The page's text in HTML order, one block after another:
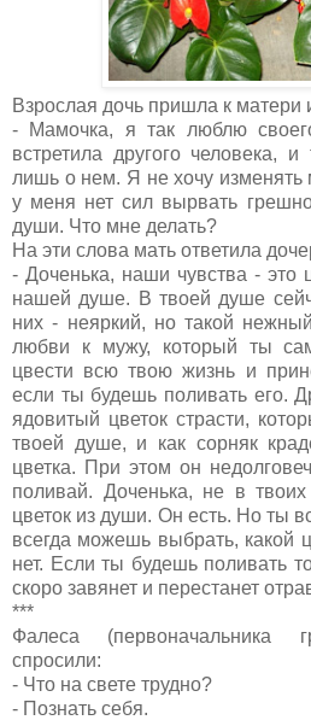
Взрослая дочь пришла к матери
- Мамочка, я так люблю
встретила другого человека,
лишь о нем. Я не хочу
у меня нет сил вырвать
души. Что мне делать?
На эти слова мать ответила
- Доченька, наши чувства - это
нашей душе. В твоей душе
них - неяркий, но такой
любви к мужу, который ты
цвести всю твою жизнь и
если ты будешь поливать его.
ядовитый цветок страсти,
твоей душе, и как сорняк
цветка. При этом он
поливай. Доченька, не в
цветок из души. Он есть. Но ты
всегда можешь выбрать, какой
нет. Если ты будешь поливать
скоро завянет и перестанет
***
Фалеса (первоначальника
спросили:
- Что на свете трудно?
- Познать себя.